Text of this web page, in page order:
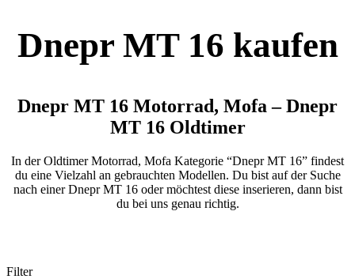
Dnepr MT 16 kaufen
Dnepr MT 16 Motorrad, Mofa – Dnepr
MT 16 Oldtimer
In der Oldtimer Motorrad, Mofa Kategorie “Dnepr MT 16” findest
du eine Vielzahl an gebrauchten Modellen. Du bist auf der Suche
nach einer Dnepr MT 16 oder möchtest diese inserieren, dann bist
du bei uns genau richtig.
Filter